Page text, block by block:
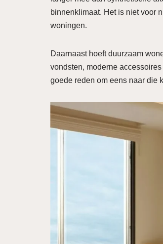
binnenklimaat. Het is niet voor
woningen.
Daarnaast hoeft duurzaam
vondsten, moderne
goede reden om eens naar die